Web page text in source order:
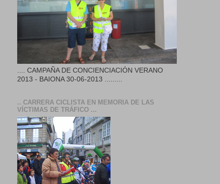
.... CAMPAÑA DE CONCIENCIACIÓN VERANO
2013 - BAIONA 30-06-2013 .........
.. CARRERA CICLISTA EN MEMORIA DE LAS
VÍCTIMAS DE TRÁFICO ...